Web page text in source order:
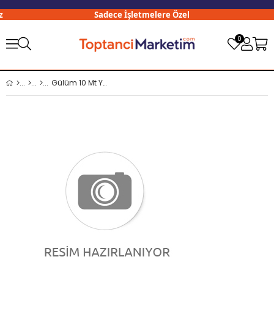
Sadece İşletmelere Özel
0
Gülüm 10 Mt Yassı Bel Lastiği No:1 x4 lü Paket